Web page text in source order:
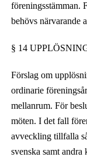
föreningsstämman.
behövs närvarande
§ 14
Förslag om
ordinarie
mellanrum. För
möten. I det fall
avveckling tillfalla
svenska samt